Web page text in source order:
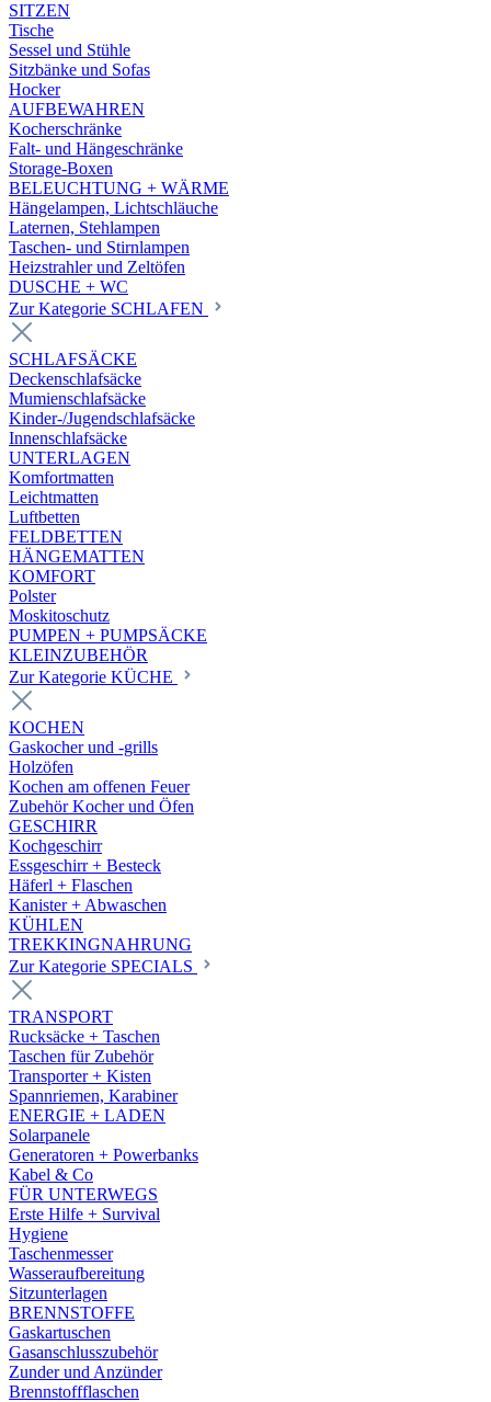
SITZEN
Tische
Sessel und Stühle
Sitzbänke und Sofas
Hocker
AUFBEWAHREN
Kocherschränke
Falt- und Hängeschränke
Storage-Boxen
BELEUCHTUNG + WÄRME
Hängelampen, Lichtschläuche
Laternen, Stehlampen
Taschen- und Stirnlampen
Heizstrahler und Zeltöfen
DUSCHE + WC
Zur Kategorie SCHLAFEN
SCHLAFSÄCKE
Deckenschlafsäcke
Mumienschlafsäcke
Kinder-/Jugendschlafsäcke
Innenschlafsäcke
UNTERLAGEN
Komfortmatten
Leichtmatten
Luftbetten
FELDBETTEN
HÄNGEMATTEN
KOMFORT
Polster
Moskitoschutz
PUMPEN + PUMPSÄCKE
KLEINZUBEHÖR
Zur Kategorie KÜCHE
KOCHEN
Gaskocher und -grills
Holzöfen
Kochen am offenen Feuer
Zubehör Kocher und Öfen
GESCHIRR
Kochgeschirr
Essgeschirr + Besteck
Häferl + Flaschen
Kanister + Abwaschen
KÜHLEN
TREKKINGNAHRUNG
Zur Kategorie SPECIALS
TRANSPORT
Rucksäcke + Taschen
Taschen für Zubehör
Transporter + Kisten
Spannriemen, Karabiner
ENERGIE + LADEN
Solarpanele
Generatoren + Powerbanks
Kabel & Co
FÜR UNTERWEGS
Erste Hilfe + Survival
Hygiene
Taschenmesser
Wasseraufbereitung
Sitzunterlagen
BRENNSTOFFE
Gaskartuschen
Gasanschlusszubehör
Zunder und Anzünder
Brennstoffflaschen